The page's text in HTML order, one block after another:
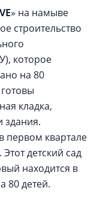
» на намыве
строительство
которое
на 80
кладка,
здания.
первом квартале
детский сад
находится в
80 детей.